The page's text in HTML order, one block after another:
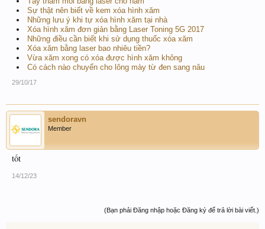
Sự thật nên biết về kem xóa hình xăm
Những lưu ý khi tự xóa hình xăm tại nhà
Xóa hình xăm đơn giản bằng Laser Toning 5G 2017
Những điều cần biết khi sử dụng thuốc xóa xăm
Xóa xăm bằng laser bao nhiêu tiền?
Vừa xăm xong có xóa được hình xăm không
Có cách nào chuyển cho lông mày từ đen sang nâu
29/10/17
sendoravn
Member
tốt
14/12/23
(Bạn phải Đăng nhập hoặc Đăng ký để trả lời bài viết.)